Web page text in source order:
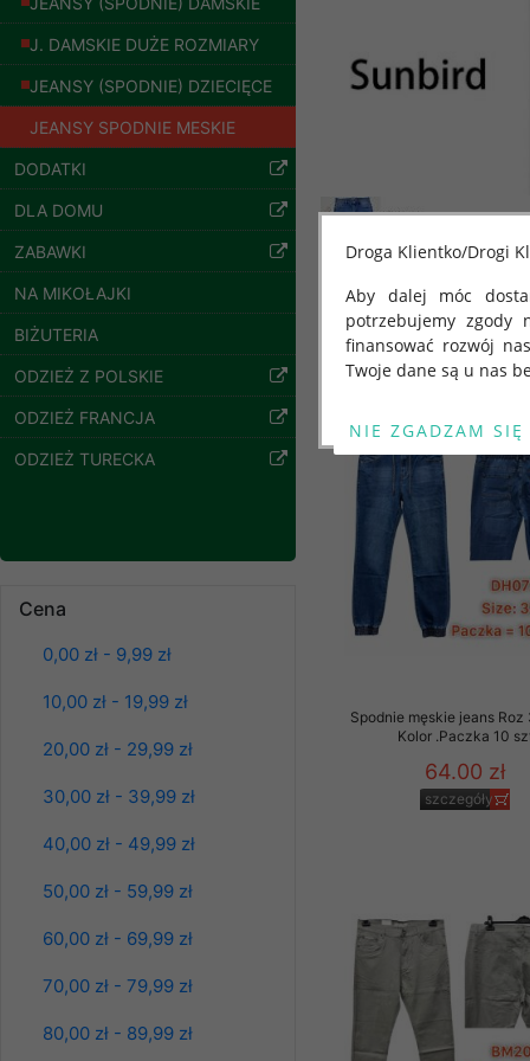
J. DAMSKIE DUŻE ROZMIARY
JEANSY (SPODNIE) DZIECIĘCE
JEANSY SPODNIE MESKIE
DODATKI
DLA DOMU
ZABAWKI
NA MIKOŁAJKI
BIŻUTERIA
ODZIEŻ Z POLSKIE
ODZIEŻ FRANCJA
ODZIEŻ TURECKA
Cena
0,00 zł - 9,99 zł
10,00 zł - 19,99 zł
20,00 zł - 29,99 zł
30,00 zł - 39,99 zł
40,00 zł - 49,99 zł
50,00 zł - 59,99 zł
60,00 zł - 69,99 zł
70,00 zł - 79,99 zł
80,00 zł - 89,99 zł
Bluzy damskie Roz
L-3XL. 1 kolor.
szczegóły
39.00 zł
Inne produkty
Spodnie męskie jeans Roz
Kolor .Paczka 10
64.00 zł
szczegóły
Droga Klientko/Drogi
Aby dalej móc
potrzebujemy zgody
finansować rozwój
Twoje dane są u nas
Od 25 maja 2018
kwietnia 2016 r. w
swobodnego
"GDPR" lub "Ogólne
przetwarzaniu
znajdziesz
Potrzebujemy na to
Jeżeli klikniesz
wpływa na zgodność
Dodatkowe
Twoich danych,
podejmowaniu
Polityka prywatności
Polityka prywatności
Zapewniamy naszym